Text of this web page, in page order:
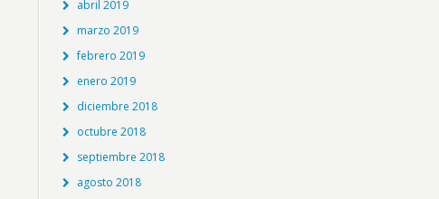
abril 2019
marzo 2019
febrero 2019
enero 2019
diciembre 2018
octubre 2018
septiembre 2018
agosto 2018